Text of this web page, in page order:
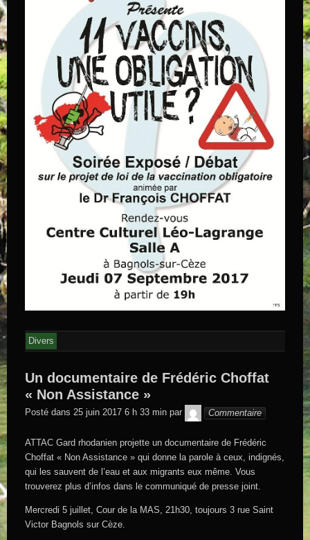
Divers
Un documentaire de Frédéric Choffat
« Non Assistance »
Posté dans 25 juin 2017 6 h 33 min par
GEGE DE
SAINTAND
Commentaire
ATTAC Gard rhodanien projette un documentaire de Frédéric
Choffat « Non Assistance » qui donne la parole à ceux, indignés,
qui les sauvent de l’eau et aux migrants eux même. Vous
trouverez plus d’infos dans le communiqué de presse joint.
Mercredi 5 juillet, Cour de la MAS, 21h30, toujours 3 rue Saint
Victor Bagnols sur Cèze.